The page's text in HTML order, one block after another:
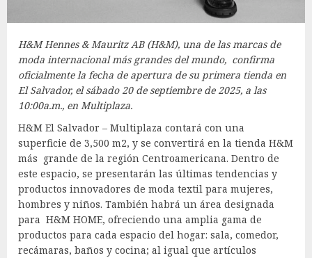
H&M Hennes & Mauritz AB (H&M), una de las marcas de
moda internacional más grandes del mundo, confirma
oficialmente la fecha de apertura de su primera tienda en
El Salvador, el sábado 20 de septiembre de 2025, a las
10:00a.m., en Multiplaza.
H&M El Salvador – Multiplaza contará con una
superficie de 3,500 m2, y se convertirá en la tienda H&M
más grande de la región Centroamericana. Dentro de
este espacio, se presentarán las últimas tendencias y
productos innovadores de moda textil para mujeres,
hombres y niños. También habrá un área designada
para H&M HOME, ofreciendo una amplia gama de
productos para cada espacio del hogar: sala, comedor,
recámaras, baños y cocina; al igual que artículos